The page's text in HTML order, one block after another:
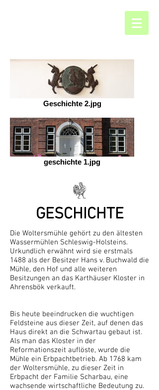
Geschichte 2.jpg
geschichte 1.jpg
GESCHICHTE
Die Woltersmühle gehört zu den ältesten
Wassermühlen Schleswig-Holsteins.
Urkundlich erwähnt wird sie erstmals
1488 als der Besitzer Hans v. Buchwald die
Mühle, den Hof und alle weiteren
Besitzungen an das Karthäuser Kloster in
Ahrensbök verkauft.
Bis heute beeindrucken die wuchtigen
Feldsteine aus dieser Zeit, auf denen das
Haus direkt an die Schwartau gebaut ist.
Als man das Kloster in der
Reformationszeit auflöste, wurde die
Mühle ein Erbpachtbetrieb. Ab 1768 kam
der Woltersmühle, zu dieser Zeit in
Erbpacht der Familie Scharbau, eine
wachsende wirtschaftliche Bedeutung zu.